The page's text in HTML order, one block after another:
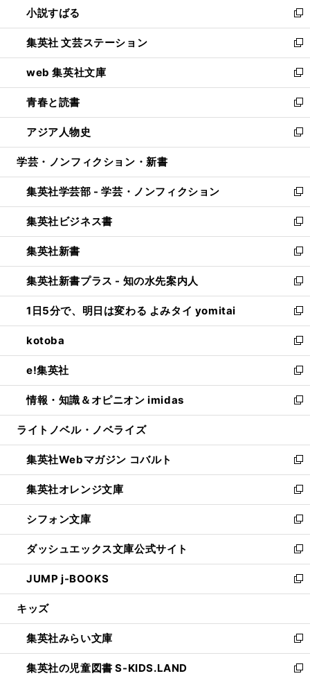
く
で
開
く
い
ウ
ィ
ン
ド
ウ
で
開
く
小説すばる
新
し
い
ウ
ィ
ン
ド
ウ
で
開
集英社 文芸ステーション
新
し
い
ウ
ィ
ン
ド
ウ
開
く
web 集英社文庫
新
し
い
ウ
ィ
ン
ウ
で
開
く
青春と読書
新
し
い
ウ
ン
ド
ウ
で
開
く
アジア人物史
新
し
ウ
ィ
ン
ド
ウ
で
開
く
学芸・ノンフィクション・新書
集英社学芸部 - 学芸・ノンフィクション
新
し
い
ウ
ィ
ン
ド
ウ
で
開
く
集英社ビジネス書
新
し
い
ウ
ィ
ン
ド
ウ
で
開
く
集英社新書
新
し
い
ウ
ィ
ン
ド
ウ
で
開
く
集英社新書プラス - 知の水先案内人
新
し
い
ウ
ィ
ン
ド
ウ
で
開
1日5分で、明日は変わる よみタイ yomitai
新
し
い
ウ
ィ
ン
ド
ウ
開
く
kotoba
新
し
い
ウ
ィ
ン
ウ
で
開
く
e!集英社
新
し
い
ウ
ン
ド
ウ
で
開
く
情報・知識＆オピニオン imidas
新
し
ウ
ィ
ン
ド
ウ
で
開
く
ライトノベル・ノベライズ
集英社Webマガジン コバルト
新
し
い
ウ
ィ
ン
ド
ウ
で
開
集英社オレンジ文庫
新
し
い
ウ
ィ
ン
ド
ウ
開
く
シフォン文庫
新
し
い
ウ
ィ
ン
ウ
で
開
く
ダッシュエックス文庫公式サイト
新
し
い
ウ
ン
ド
ウ
で
JUMP j-BOOKS
新
し
ウ
ィ
ン
ド
キッズ
集英社みらい文庫
新
し
い
集英社の児童図書 S-KIDS.LAND
新